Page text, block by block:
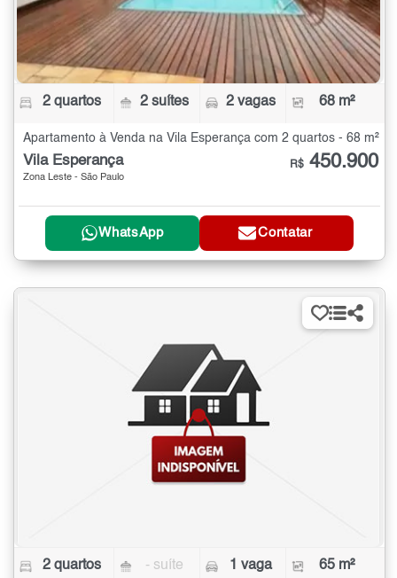
2 quartos 2 suítes 2 vagas 68 m²
Apartamento à Venda na Vila Esperança com 2 quartos - 68 m²
Vila Esperança
Zona Leste - São Paulo
R$ 450.900
WhatsApp Contatar
2 quartos - suíte 1 vaga 65 m²